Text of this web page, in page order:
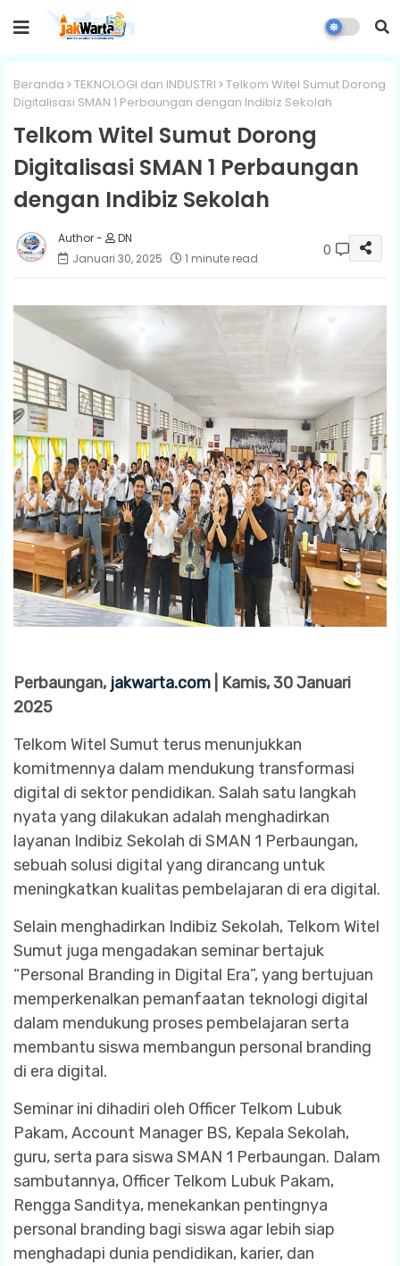
Beranda TEKNOLOGI dan INDUSTRI
Telkom Witel Sumut Dorong
Digitalisasi SMAN 1 Perbaungan dengan Indibiz Sekolah
Telkom Witel Sumut Dorong
Digitalisasi SMAN 1 Perbaungan
dengan Indibiz Sekolah
DN
Januari 30, 2025
1 minute read 0
Perbaungan, jakwarta.com | Kamis, 30 Januari
2025
Telkom Witel Sumut terus menunjukkan
komitmennya dalam mendukung transformasi
digital di sektor pendidikan. Salah satu langkah
nyata yang dilakukan adalah menghadirkan
layanan Indibiz Sekolah di SMAN 1 Perbaungan,
sebuah solusi digital yang dirancang untuk
meningkatkan kualitas pembelajaran di era digital.
Selain menghadirkan Indibiz Sekolah, Telkom Witel
Sumut juga mengadakan seminar bertajuk
“Personal Branding in Digital Era”, yang bertujuan
memperkenalkan pemanfaatan teknologi digital
dalam mendukung proses pembelajaran serta
membantu siswa membangun personal branding
di era digital.
Seminar ini dihadiri oleh Officer Telkom Lubuk
Pakam, Account Manager BS, Kepala Sekolah,
guru, serta para siswa SMAN 1 Perbaungan. Dalam
sambutannya, Officer Telkom Lubuk Pakam,
Rengga Sanditya, menekankan pentingnya
personal branding bagi siswa agar lebih siap
menghadapi dunia pendidikan, karier, dan